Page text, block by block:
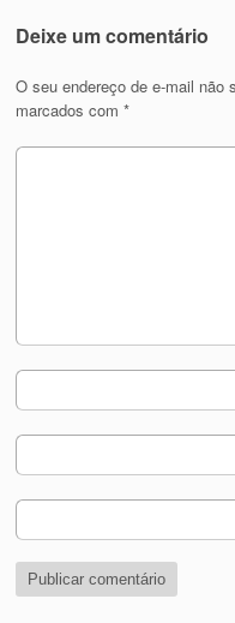
Deixe um comentário
O seu endereço de e-mail não
marcados com*